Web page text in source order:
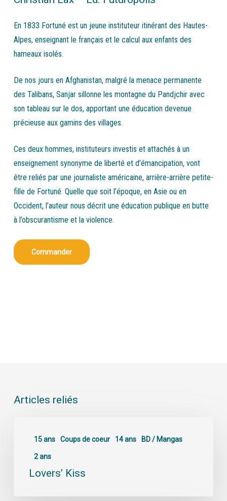
En 1833 Fortuné est un jeune instituteur itinérant des Hautes-
Alpes, enseignant le français et le calcul aux enfants des
hameaux isolés.
De nos jours en Afghanistan, malgré la menace permanente
des Talibans, Sanjar sillonne les montagne du Pandjchir avec
son tableau sur le dos, apportant une éducation devenue
précieuse aux gamins des villages.
Ces deux hommes, instituteurs investis et attachés à un
enseignement synonyme de liberté et d’émancipation, vont
être reliés par une journaliste américaine, arrière-arrière petite-
fille de Fortuné. Quelle que soit l’époque, en Asie ou en
Occident, l’auteur nous décrit une éducation publique en butte
à l’obscurantisme et la violence.
Commander
Articles reliés
15 ans Coups de coeur 14 ans BD / Mangas
2 ans
Lovers’ Kiss